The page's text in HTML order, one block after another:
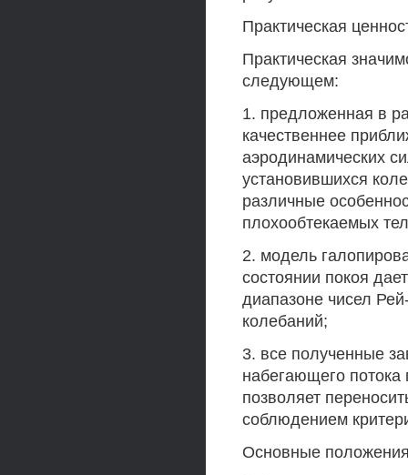
Практическая
Практическая
следующем:
1. предложенная в
качественнее
аэродинамических
установившихся
различные
плохообтекаемых
2. модель
состоянии покоя
диапазоне чисел
колебаний;
3. все полученные
набегающего
позволяет
соблюдением
Основные